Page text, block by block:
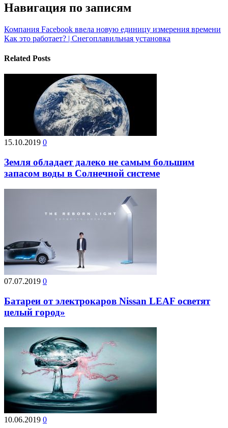
Навигация по записям
Компания Facebook ввела новую единицу измерения времени
Как это работает? | Снегоплавильная установка
Related Posts
15.10.2019 0
Земля обладает далеко не самым большим
запасом воды в Солнечной системе
07.07.2019 0
Батареи от электрокаров Nissan LEAF осветят
целый город»
10.06.2019 0